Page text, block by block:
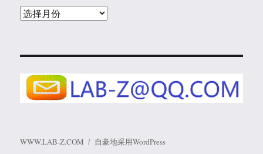
归
WWW.LAB-Z.COM 自豪地采用WordPress